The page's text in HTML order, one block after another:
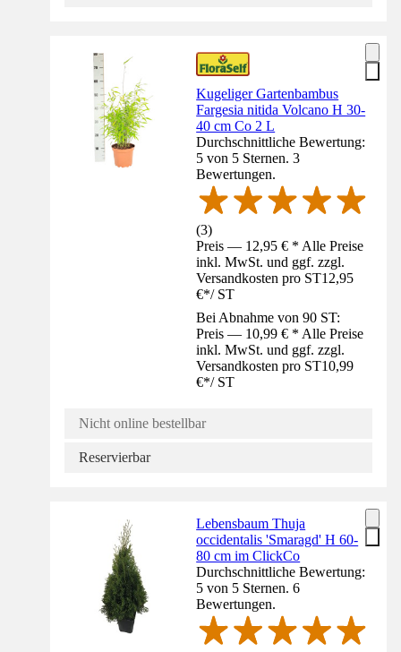
Kugeliger Gartenbambus
Fargesia nitida Volcano H 30-
40 cm Co 2 L
Durchschnittliche Bewertung:
5 von 5 Sternen. 3
Bewertungen.
(3)
Preis — 12,95 € * Alle Preise
inkl. MwSt. und ggf. zzgl.
Versandkosten pro ST12,95
€*/ ST
Bei Abnahme von 90 ST:
Preis — 10,99 € * Alle Preise
inkl. MwSt. und ggf. zzgl.
Versandkosten pro ST10,99
€*/ ST
Nicht online bestellbar
Reservierbar
Lebensbaum Thuja
occidentalis 'Smaragd' H 60-
80 cm im ClickCo
Durchschnittliche Bewertung:
5 von 5 Sternen. 6
Bewertungen.